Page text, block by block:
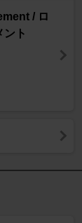
/ ロ
ント